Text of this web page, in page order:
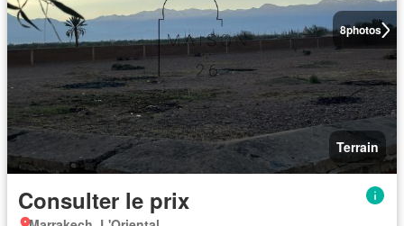
8photos
Terrain
Consulter le prix